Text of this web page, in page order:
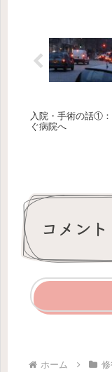
入院・手術の話①
ぐ病院へ
コメント
ホーム